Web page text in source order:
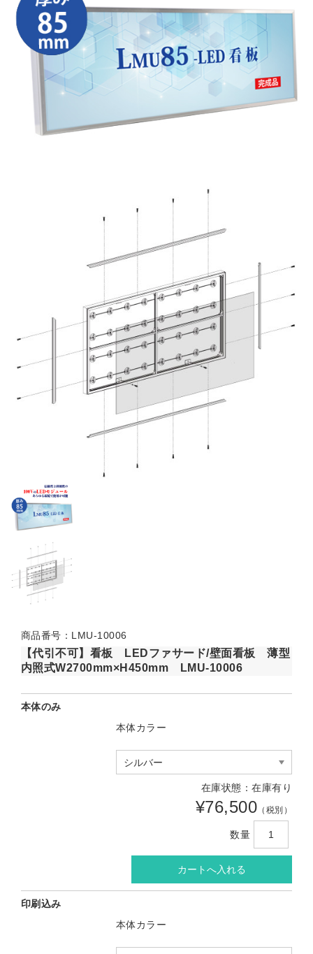
商品番号：LMU-10006
【代引不可】看板 LEDファサード/壁面看板 薄型
内照式W2700mm×H450mm LMU-10006
本体のみ
本体カラー
在庫状態：在庫有り
¥76,500 （税別）
数量
印刷込み
本体カラー